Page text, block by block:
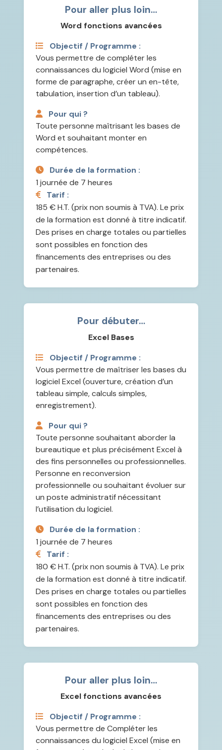
Pour aller plus loin…
Word fonctions avancées
Objectif / Programme :
Vous permettre de compléter les
connaissances du logiciel Word (mise en
forme de paragraphe, créer un en-tête,
tabulation, insertion d’un tableau).
Pour qui ?
Toute personne maîtrisant les bases de
Word et souhaitant monter en
compétences.
Durée de la formation :
1 journée de 7 heures
Tarif :
185 € H.T. (prix non soumis à TVA). Le prix
de la formation est donné à titre indicatif.
Des prises en charge totales ou partielles
sont possibles en fonction des
financements des entreprises ou des
partenaires.
Pour débuter…
Excel Bases
Objectif / Programme :
Vous permettre de maîtriser les bases du
logiciel Excel (ouverture, création d’un
tableau simple, calculs simples,
enregistrement).
Pour qui ?
Toute personne souhaitant aborder la
bureautique et plus précisément Excel à
des fins personnelles ou professionnelles.
Personne en reconversion
professionnelle ou souhaitant évoluer sur
un poste administratif nécessitant
l’utilisation du logiciel.
Durée de la formation :
1 journée de 7 heures
Tarif :
180 € H.T. (prix non soumis à TVA). Le prix
de la formation est donné à titre indicatif.
Des prises en charge totales ou partielles
sont possibles en fonction des
financements des entreprises ou des
partenaires.
Pour aller plus loin…
Excel fonctions avancées
Objectif / Programme :
Vous permettre de Compléter les
connaissances du logiciel Excel (mise en